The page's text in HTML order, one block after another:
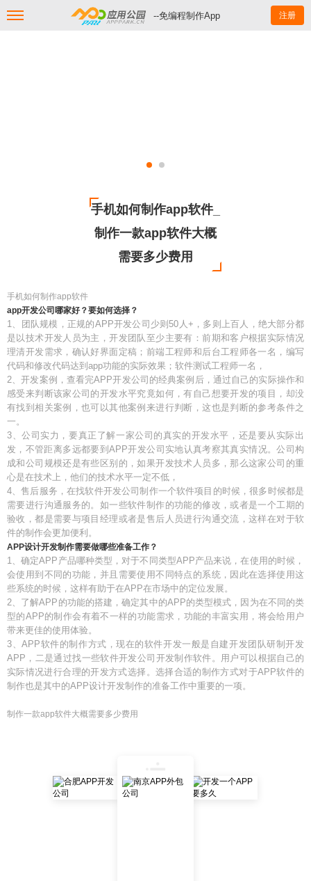
--免编程制作App 注册
手机如何制作app软件_
制作一款app软件大概
需要多少费用
手机如何制作app软件
app开发公司哪家好？要如何选择？
1、团队规模，正规的APP开发公司少则50人+，多则上百人，绝大部分都
是以技术开发人员为主，开发团队至少主要有：前期和客户根据实际情况
理清开发需求，确认好界面定稿；前端工程师和后台工程师各一名，编写
代码和修改代码达到app功能的实际效果；软件测试工程师一名，
2、开发案例，查看完APP开发公司的经典案例后，通过自己的实际操作和
感受来判断该家公司的开发水平究竟如何，有自己想要开发的项目，却没
有找到相关案例，也可以其他案例来进行判断，这也是判断的参考条件之
一。
3、公司实力，要真正了解一家公司的真实的开发水平，还是要从实际出
发，不管距离多远都要到APP开发公司实地认真考察其真实情况。公司构
成和公司规模还是有些区别的，如果开发技术人员多，那么这家公司的重
心是在技术上，他们的技术水平一定不低，
4、售后服务，在找软件开发公司制作一个软件项目的时候，很多时候都是
需要进行沟通服务的。如一些软件制作的功能的修改，或者是一个工期的
验收，都是需要与项目经理或者是售后人员进行沟通交流，这样在对于软
件的制作会更加便利。
APP设计开发制作需要做哪些准备工作？
1、确定APP产品哪种类型，对于不同类型APP产品来说，在使用的时候，
会使用到不同的功能，并且需要使用不同特点的系统，因此在选择使用这
些系统的时候，这样有助于在APP在市场中的定位发展。
2、了解APP的功能的搭建，确定其中的APP的类型模式，因为在不同的类
型的APP的制作会有着不一样的功能需求，功能的丰富实用，将会给用户
带来更佳的使用体验。
3、APP软件的制作方式，现在的软件开发一般是自建开发团队研制开发
APP，二是通过找一些软件开发公司开发制作软件。用户可以根据自己的
实际情况进行合理的开发方式选择。选择合适的制作方式对于APP软件的
制作也是其中的APP设计开发制作的准备工作中重要的一项。
制作一款app软件大概需要多少费用